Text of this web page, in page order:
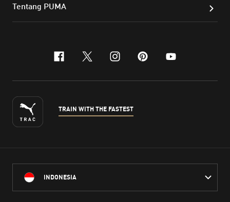
Tentang PUMA
facebook
x-twitter
instagram
pinterest
youtube
TRAIN WITH THE FASTEST
INDONESIA